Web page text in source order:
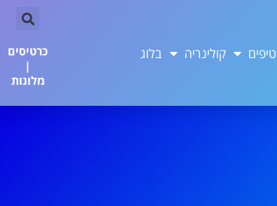
טיפים קולינריה בלוג
כרטיסים
|
מלונות